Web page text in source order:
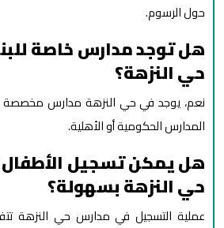
حول الرسوم.
هل توجد مدارس خاصة
حي النزهة؟
نعم، يوجد في حي النزهة مدارس مخصصة
المدارس الحكومية أو الأهلية.
هل يمكن تسجيل
حي النزهة بسهولة؟
عملية التسجيل في مدارس حي النزهة